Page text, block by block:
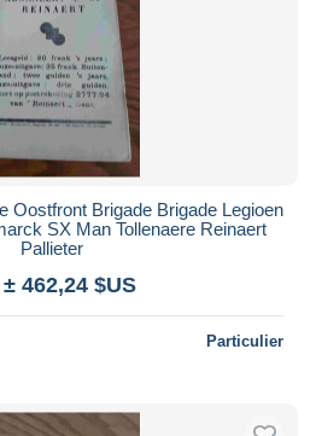
Oostfront Brigade Brigade Legioen
SX Man Tollenaere Reinaert
Pallieter
± 462,24 $US
Particulier